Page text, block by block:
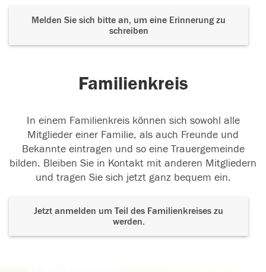
Melden Sie sich bitte an, um eine Erinnerung zu
schreiben
Familienkreis
In einem Familienkreis können sich sowohl alle
Mitglieder einer Familie, als auch Freunde und
Bekannte eintragen und so eine Trauergemeinde
bilden. Bleiben Sie in Kontakt mit anderen Mitgliedern
und tragen Sie sich jetzt ganz bequem ein.
Jetzt anmelden um Teil des Familienkreises zu
werden.